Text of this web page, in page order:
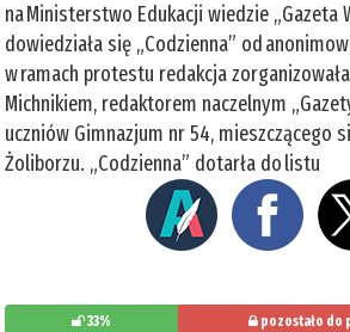
na Ministerstwo Edukacji wiedzie „Gazeta
dowiedziała się „Codzienna” od
w ramach protestu redakcja
Michnikiem, redaktorem naczelnym
uczniów Gimnazjum nr 54, mieszczącego
Żoliborzu. „Codzienna” dotarła do listu
33% pozostało do